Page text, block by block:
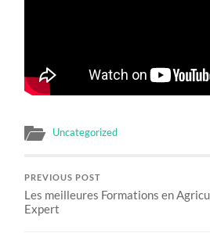
Uncategorized
PREVIOUS POST
Les meilleures Formations en
Expert